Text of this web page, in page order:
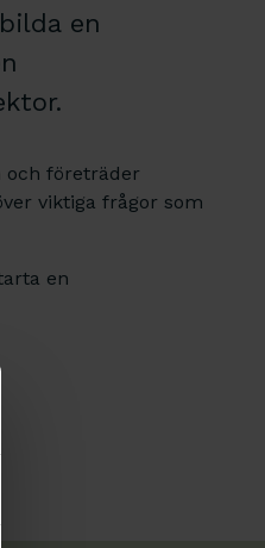
en
och företräder
viktiga frågor som
en